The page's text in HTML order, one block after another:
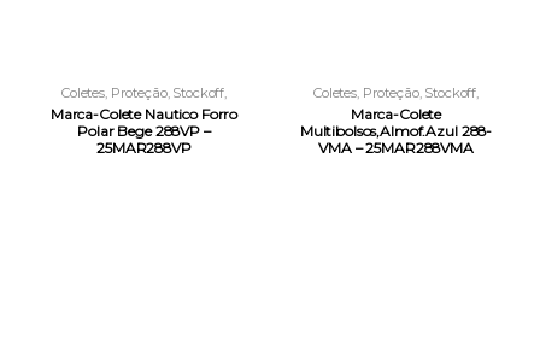
Coletes, Proteção, Stockoff
Vestuário Laboral
Marca-Colete Nautico Forro
Polar Bege 288VP –
25MAR288VP
Coletes, Proteção, Stockoff
Vestuário Laboral
Marca-Colete
Multibolsos,Almof.Azul 288-
VMA – 25MAR288VMA